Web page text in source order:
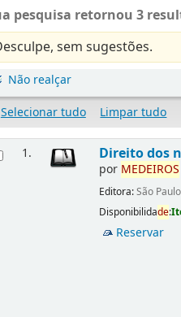
pesquisa retornou 3
sem sugestões.
Não realçar
Selecionar tudo
Limpar tudo
1. Direito dos
por MEDEIROS
Editora:São
Disponibilidade:
Reservar